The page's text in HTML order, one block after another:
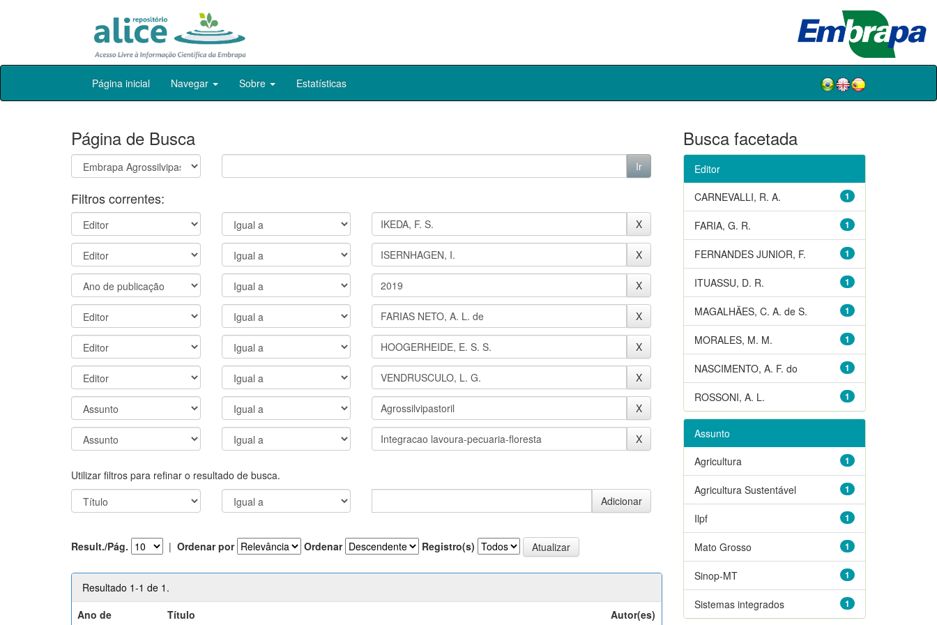
Skip
Página inicial Navegar Sobre Estatísticas
Página de Busca
Filtros correntes:
Utilizar filtros para refinar o resultado de busca.
Result./Pág. | Ordenar por Ordenar Registro(s)
Resultado 1-1 de 1.
Ano de
Título Autor(es)
Busca facetada
Editor
1
CARNEVALLI, R. A.
1
FARIA, G. R.
1
FERNANDES JUNIOR, F.
1
ITUASSU, D. R.
1
MAGALHÃES, C. A. de S.
1
MORALES, M. M.
1
NASCIMENTO, A. F. do
1
ROSSONI, A. L.
Assunto
1
Agricultura
1
Agricultura Sustentável
1
Ilpf
1
Mato Grosso
1
Sinop-MT
1
Sistemas integrados